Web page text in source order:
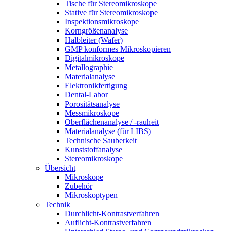
Tische für Stereomikroskope
Stative für Stereomikroskope
Inspektionsmikroskope
Korngrößenanalyse
Halbleiter (Wafer)
GMP konformes Mikroskopieren
Digitalmikroskope
Metallographie
Materialanalyse
Elektronikfertigung
Dental-Labor
Porositätsanalyse
Messmikroskope
Oberflächenanalyse / -rauheit
Materialanalyse (für LIBS)
Technische Sauberkeit
Kunststoffanalyse
Stereomikroskope
Übersicht
Mikroskope
Zubehör
Mikroskoptypen
Technik
Durchlicht-Kontrastverfahren
Auflicht-Kontrastverfahren